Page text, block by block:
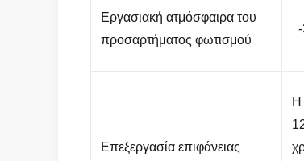
Εργασιακή ατμόσφαιρα του
προσαρτήματος φωτισμού
Επεξεργασία επιφάνειας
Η